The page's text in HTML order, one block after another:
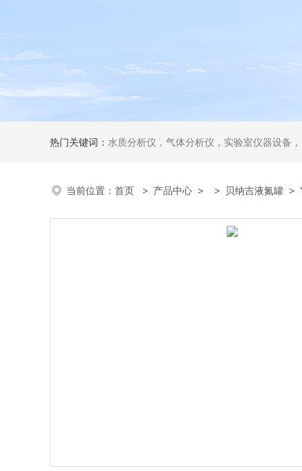
热门关键词： 水质分析仪，气体分析仪，实验室仪器设备
当前位置： 首页 > 产品中心 > > 贝纳吉液氮罐 >